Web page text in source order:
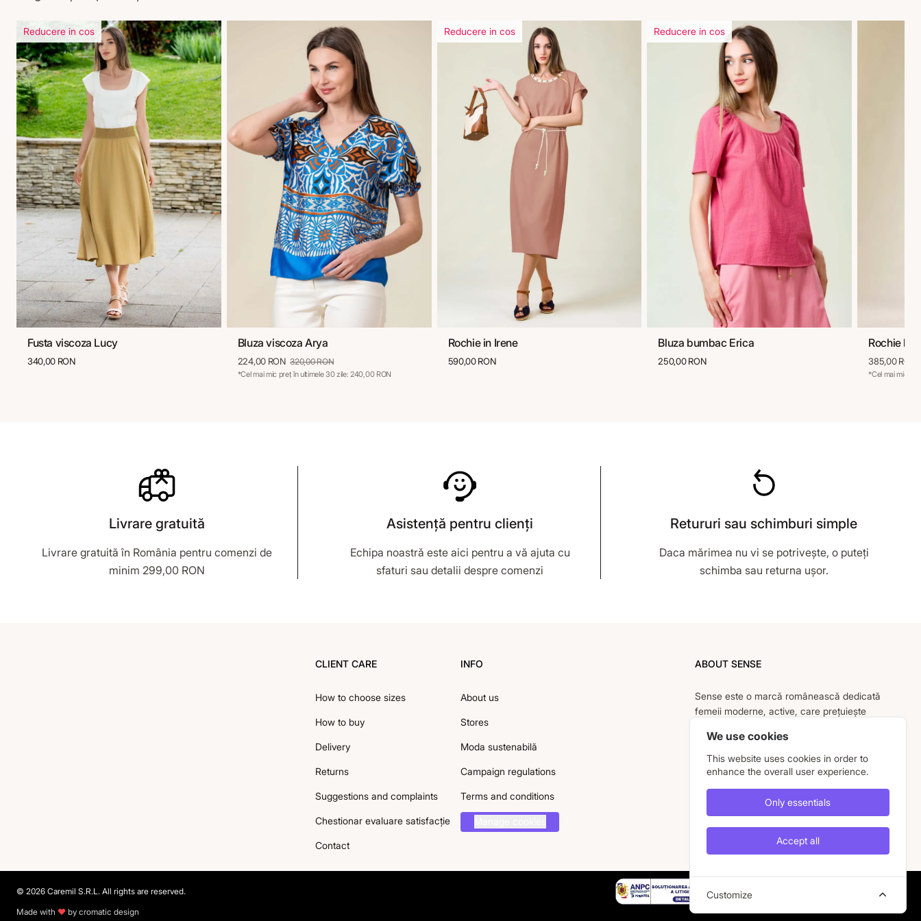
Reducere in cos
36 38 40
Fusta viscoza Lucy
340,00 RON
36 38 40
Bluza viscoza Arya
224,00 RON 320,00 RON
*Cel mai mic preț în ultimele 30 zile: 240,00 RON
Reducere in cos
36 38
Rochie in Irene
590,00 RON
Reducere in cos
36 38
Bluza bumbac Erica
250,00 RON
Rochie
385,00 RON
*Cel mai mic
Livrare gratuită
Livrare gratuită în România pentru comenzi de
minim 299,00 RON
Asistență pentru clienți
Echipa noastră este aici pentru a vă ajuta cu
sfaturi sau detalii despre comenzi
Retururi sau schimburi simple
Daca mărimea nu vi se potrivește, o puteți
schimba sau returna ușor.
CLIENT CARE
How to choose sizes
How to buy
Delivery
Returns
Suggestions and complaints
Chestionar evaluare satisfacție
Contact
INFO
About us
Stores
Moda sustenabilă
Campaign regulations
Terms and conditions
ABOUT SENSE
Sense este o marcă românească dedicată
femeii moderne, active, care prețuiește
vestimentare.
Facebook
Instagram
YouTube
© 2026 Caremil S.R.L. All rights are reserved.
Made with ❤️ by cromatic design
We use cookies
This website uses cookies in order to
enhance the overall user experience.
Only essentials
Accept all
Customize